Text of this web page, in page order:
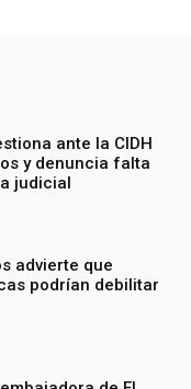
ante la CIDH
y denuncia falta
judicial
advierte que
podrían debilitar